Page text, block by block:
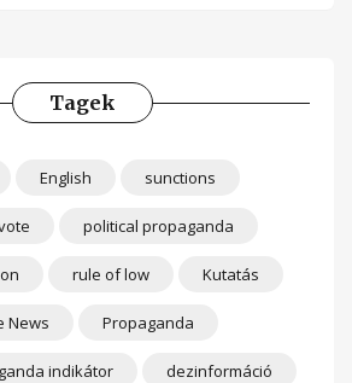
Tagek
English sunctions
political propaganda
rule of low Kutatás
News Propaganda
indikátor dezinformáció